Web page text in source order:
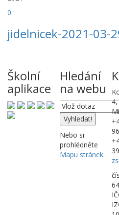
0
jidelnicek-2021-03-
Školní
aplikace
Hledání
na webu
Nebo si
prohlédněte
Mapu stránek.